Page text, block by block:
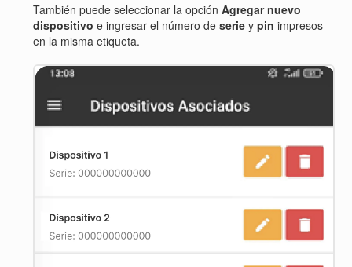
También puede seleccionar la opciónAgregar nuevo
dispositivo e ingresar el número deserie ypin impresos
en la misma etiqueta.